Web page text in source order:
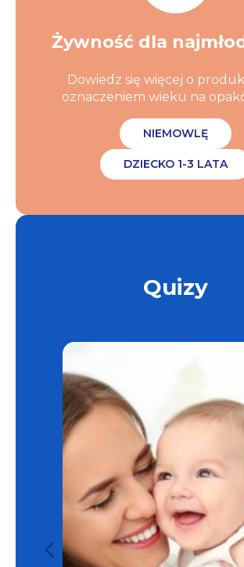
Żywność dla
Dowiedz się więcej o
oznaczeniem wieku na
NIEMOWLĘ
DZIECKO 1-3 LATA
Quizy